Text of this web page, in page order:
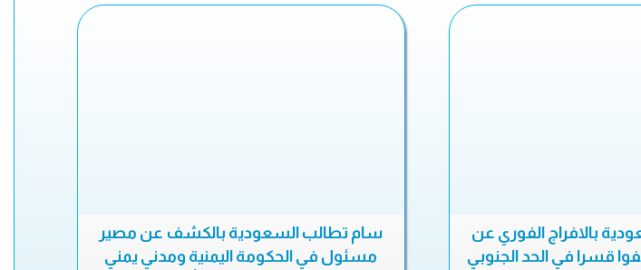
بالافراج الفوري عن
قسرا في الحد الجنوبي
سام تطالب السعودية بالكشف عن مصير
مسئول في الحكومة اليمنية ومدني يمني